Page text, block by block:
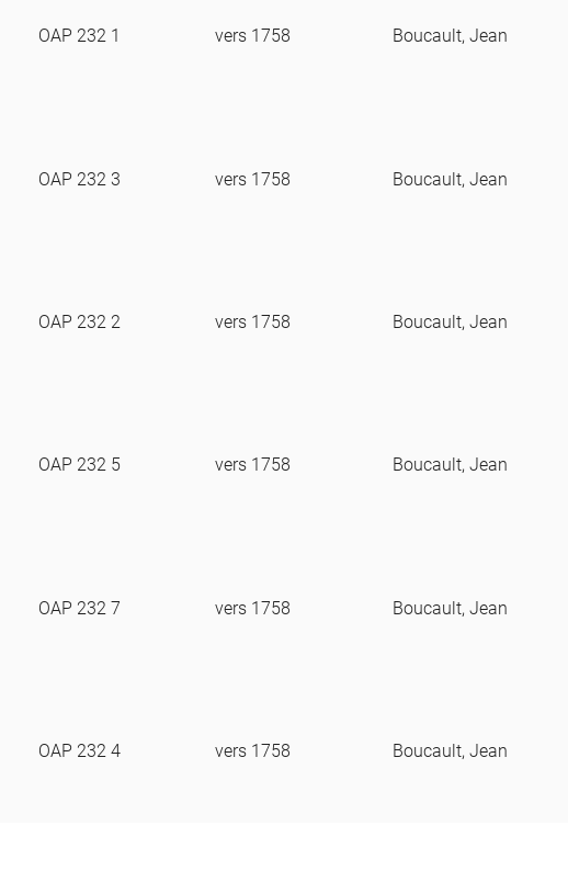
OAP 232 1 vers 1758 Boucault, Jean
OAP 232 3 vers 1758 Boucault, Jean
OAP 232 2 vers 1758 Boucault, Jean
OAP 232 5 vers 1758 Boucault, Jean
OAP 232 7 vers 1758 Boucault, Jean
OAP 232 4 vers 1758 Boucault, Jean